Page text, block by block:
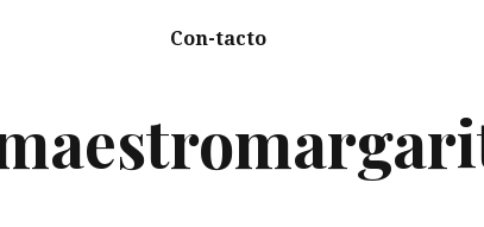
Con-tacto